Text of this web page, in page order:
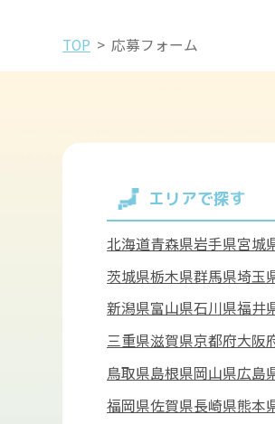
TOP > 応募フォーム
エリアで探す
北海道青森県岩手県宮城
茨城県栃木県群馬県埼玉
新潟県富山県石川県福井
三重県滋賀県京都府大阪
鳥取県島根県岡山県広島
福岡県佐賀県長崎県熊本